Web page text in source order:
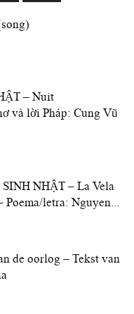
– Nuit
và lời Pháp: Cung Vũ
NHẬT – La Vela
Poema/letra: Nguyen...
de oorlog – Tekst van